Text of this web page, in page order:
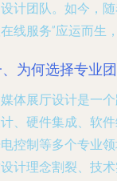
计团队。如今，
线服务”应运而生
为何选择专业团
体展厅设计是一
、硬件集成、软
控制等多个专业
计理念割裂、技